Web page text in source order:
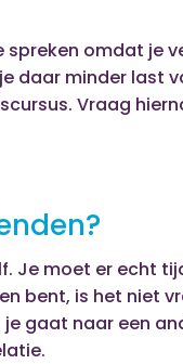
omdat je
daar minder last
Vraag
Je moet er echt
bent, is het niet
gaat naar een